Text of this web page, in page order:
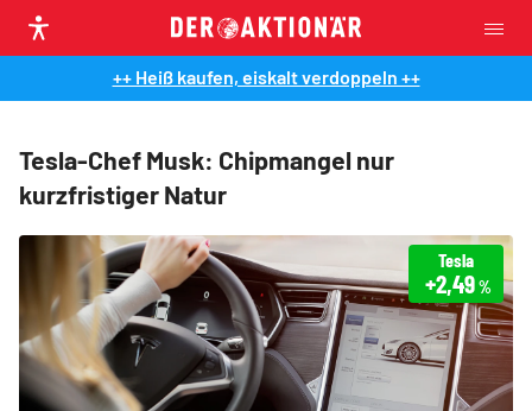
++ Heiß kaufen, eiskalt verdoppeln ++
Tesla-Chef Musk: Chipmangel nur
kurzfristiger Natur
Tesla
+2,49%